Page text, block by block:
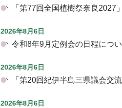
「第77回全国植樹祭奈良2027
2026年8月6日
令和8年9月定例会の日程につ
2026年8月6日
「第20回紀伊半島三県議会交
2026年8月6日